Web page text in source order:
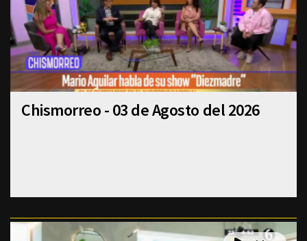
Chismorreo - 03 de Agosto del 2026